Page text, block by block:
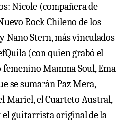
Nicole (compañera de
Rock Chileno de los
Nano Stern, más vinculados
(con quien grabó el
femenino Mamma Soul, Ema
se sumarán Paz Mera,
Mariel, el Cuarteto Austral,
el guitarrista original de la